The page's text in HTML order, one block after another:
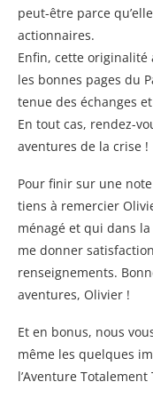
peut-être parce
actionnaires.
Enfin, cette originalité
les bonnes pages du
tenue des échanges
En tout cas, rendez-
aventures de la crise !
Pour finir sur une
tiens à remercier
ménagé et qui dans
me donner
renseignements.
aventures, Olivier !
Et en bonus, nous
même les quelques
l’Aventure